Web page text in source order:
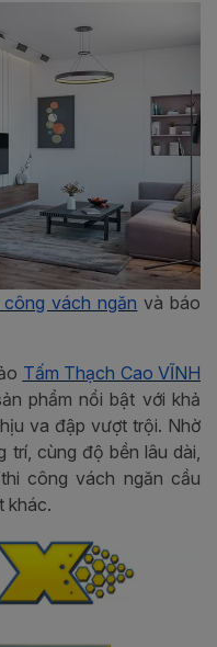
công vách ngăn và báo
Tấm Thạch Cao VĨNH
phẩm nổi bật với khả
va đập vượt trội. Nhờ
trí, cùng độ bền lâu dài,
công vách ngăn cầu
khác.